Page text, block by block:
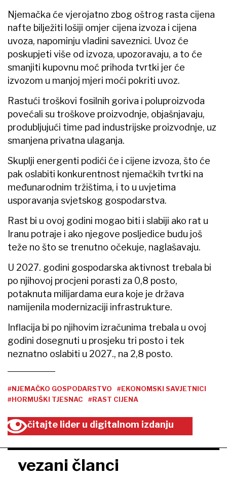
Njemačka će vjerojatno zbog oštrog rasta cijena
nafte bilježiti lošiji omjer cijena izvoza i cijena
uvoza, napominju vladini saveznici. Uvoz će
poskupjeti više od izvoza, upozoravaju, a to će
smanjiti kupovnu moć prihoda tvrtki jer će
izvozom u manjoj mjeri moći pokriti uvoz.
Rastući troškovi fosilnih goriva i poluproizvoda
povećali su troškove proizvodnje, objašnjavaju,
produbljujući time pad industrijske proizvodnje, uz
smanjena privatna ulaganja.
Skuplji energenti podići će i cijene izvoza, što će
pak oslabiti konkurentnost njemačkih tvrtki na
međunarodnim tržištima, i to u uvjetima
usporavanja svjetskog gospodarstva.
Rast bi u ovoj godini mogao biti i slabiji ako rat u
Iranu potraje i ako njegove posljedice budu još
teže no što se trenutno očekuje, naglašavaju.
U 2027. godini gospodarska aktivnost trebala bi
po njihovoj procjeni porasti za 0,8 posto,
potaknuta milijardama eura koje je država
namijenila modernizaciji infrastrukture.
Inflacija bi po njihovim izračunima trebala u ovoj
godini dosegnuti u prosjeku tri posto i tek
neznatno oslabiti u 2027., na 2,8 posto.
#NJEMAČKO GOSPODARSTVO
#EKONOMSKI SAVJETNICI
#HORMUŠKI TJESNAC
#RAST CIJENA
čitajte lider u digitalnom izdanju
vezani članci